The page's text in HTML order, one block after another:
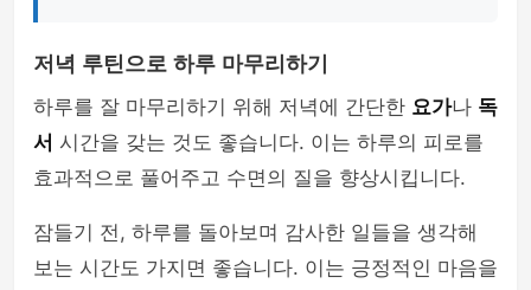
저녁 루틴으로 하루 마무리하기
하루를 잘 마무리하기 위해 저녁에 간단한 요가나 독
서 시간을 갖는 것도 좋습니다. 이는 하루의 피로를
효과적으로 풀어주고 수면의 질을 향상시킵니다.
잠들기 전, 하루를 돌아보며 감사한 일들을 생각해
보는 시간도 가지면 좋습니다. 이는 긍정적인 마음을